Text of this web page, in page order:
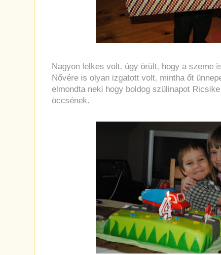
Nagyon lelkes volt, úgy örült, hogy a szeme
Nővére is olyan izgatott volt, mintha őt
elmondta neki hogy boldog szülinapot
öccsének.